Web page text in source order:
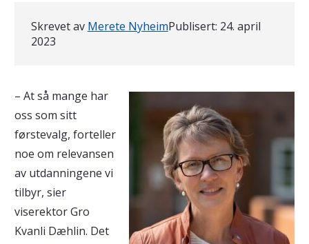
Skrevet av Merete NyheimPublisert: 24. april
2023
– At så mange har
oss som sitt
førstevalg, forteller
noe om relevansen
av utdanningene vi
tilbyr, sier
viserektor Gro
Kvanli Dæhlin. Det